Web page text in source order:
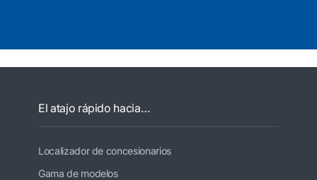
El atajo rápido hacia…
Localizador de concesionarios
Gama de modelos